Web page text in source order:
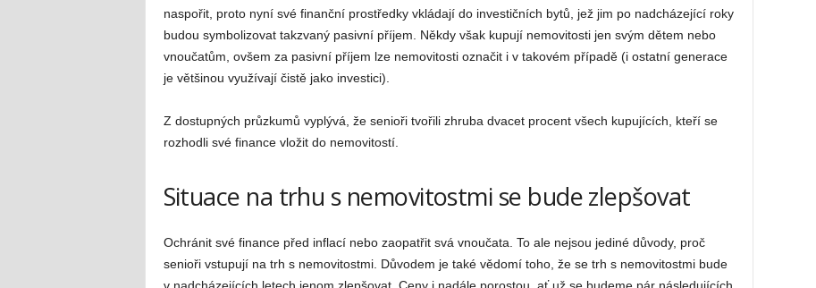
naspořit, proto nyní své finanční prostředky vkládají do investičních bytů, jež jim po nadcházející roky
budou symbolizovat takzvaný pasivní příjem. Někdy však kupují nemovitosti jen svým dětem nebo
vnoučatům, ovšem za pasivní příjem lze nemovitosti označit i v takovém případě (i ostatní generace
je většinou využívají čistě jako investici).
Z dostupných průzkumů vyplývá, že senioři tvořili zhruba dvacet procent všech kupujících, kteří se
rozhodli své finance vložit do nemovitostí.
Situace na trhu s nemovitostmi se bude zlepšovat
Ochránit své finance před inflací nebo zaopatřit svá vnoučata. To ale nejsou jediné důvody, proč
senioři vstupují na trh s nemovitostmi. Důvodem je také vědomí toho, že se trh s nemovitostmi bude